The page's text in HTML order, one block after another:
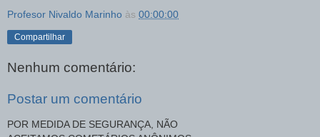
Profesor Nivaldo Marinho às 00:00:00
Compartilhar
Nenhum comentário:
Postar um comentário
POR MEDIDA DE SEGURANÇA, NÃO